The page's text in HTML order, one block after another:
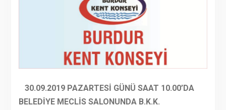
30.09.2019 PAZARTESİ GÜNÜ SAAT 10.00’DA
BELEDİYE MECLİS SALONUNDA B.K.K.